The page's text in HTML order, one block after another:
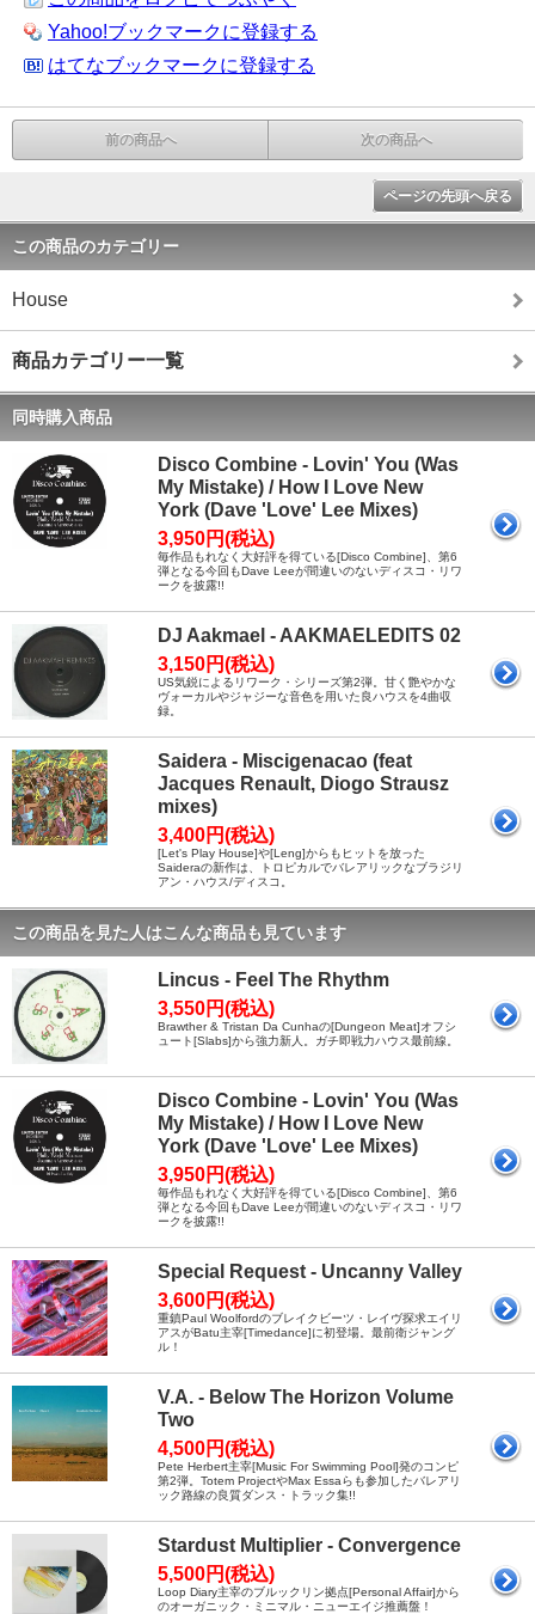
Yahoo!ブックマークに登録する
はてなブックマークに登録する
前の商品へ 次の商品へ
ページの先頭へ戻る
この商品のカテゴリー
House
商品カテゴリー一覧
同時購入商品
Disco Combine - Lovin' You (Was
My Mistake) / How I Love New
York (Dave 'Love' Lee Mixes)
3,950円(税込)
毎作品もれなく大好評を得ている[Disco Combine]、第6
弾となる今回もDave Leeが間違いのないディスコ・リワ
ークを披露!!
DJ Aakmael - AAKMAELEDITS 02
3,150円(税込)
US気鋭によるリワーク・シリーズ第2弾。甘く艶やかな
ヴォーカルやジャジーな音色を用いた良ハウスを4曲収
録。
Saidera - Miscigenacao (feat
Jacques Renault, Diogo Strausz
mixes)
3,400円(税込)
[Let's Play House]や[Leng]からもヒットを放った
Saideraの新作は、トロピカルでバレアリックなブラジリ
アン・ハウス/ディスコ。
この商品を見た人はこんな商品も見ています
Lincus - Feel The Rhythm
3,550円(税込)
Brawther & Tristan Da Cunhaの[Dungeon Meat]オフシ
ュート[Slabs]から強力新人。ガチ即戦力ハウス最前線。
Disco Combine - Lovin' You (Was
My Mistake) / How I Love New
York (Dave 'Love' Lee Mixes)
3,950円(税込)
毎作品もれなく大好評を得ている[Disco Combine]、第6
弾となる今回もDave Leeが間違いのないディスコ・リワ
ークを披露!!
Special Request - Uncanny Valley
3,600円(税込)
重鎮Paul Woolfordのブレイクビーツ・レイヴ探求エイリ
アスがBatu主宰[Timedance]に初登場。最前衛ジャング
ル！
V.A. - Below The Horizon Volume
Two
4,500円(税込)
Pete Herbert主宰[Music For Swimming Pool]発のコンピ
第2弾。Totem ProjectやMax Essaらも参加したバレアリ
ック路線の良質ダンス・トラック集!!
Stardust Multiplier - Convergence
5,500円(税込)
Loop Diary主宰のブルックリン拠点[Personal Affair]から
のオーガニック・ミニマル・ニューエイジ推薦盤！